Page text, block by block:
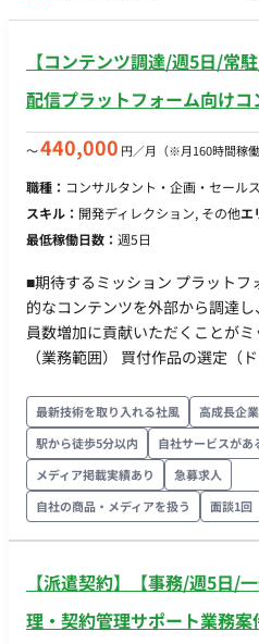
【コンテンツ調達/週5日/常
配信プラットフォーム向け
〜440,000 円／月 （※月160時間稼
職種： コンサルタント・企画・セールス
スキル： 開発ディレクション, その他エ
最低稼働日数： 週5日
■期待するミッション プラット
的なコンテンツを外部から調達
員数増加に貢献いただくことがミッショ
（業務範囲） 買付作品の選定（ドラマ・
ンド分析 契約書の作成・締結支援および権利管理業務 ■チーム
体制 配属部署のメンバーと連携
ます。詳細は面談時にお伝えいたします。 ■業務の
レンドに基づいた作品のピックア
ーチ、条件交渉、契約締結まで
ュメント作成：Office関連ソフト
の他：社内専用管理システム ■開発フェーズと予定 継続的なコ
ンテンツ拡充フェーズにあり、長
最新技術を取り入れる社風
高成長企業
駅から徒歩5分以内
自社サービスがあ
メディア掲載実績あり
急募求人
自社の商品・メディアを扱う
面談1回
【派遣契約】【事務/週5日/
理・契約管理サポート業務案